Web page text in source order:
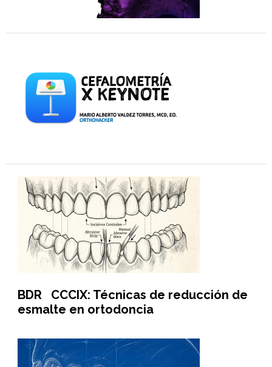
BDR CCCIX: Técnicas de reducción de
esmalte en ortodoncia